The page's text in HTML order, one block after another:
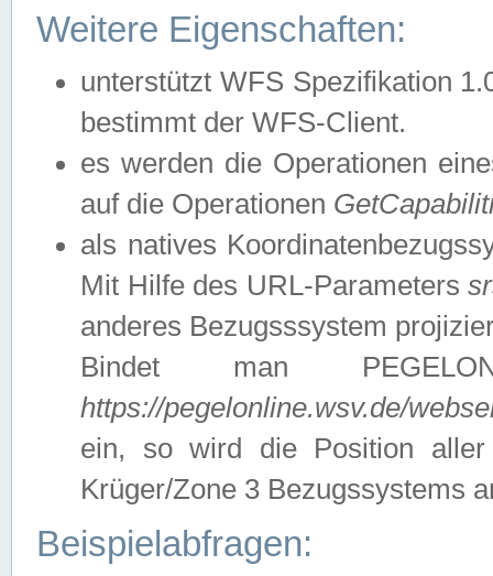
Weitere Eigenschaften:
unterstützt WFS Spezifikation
bestimmt der WFS-Client.
es werden die Operationen
auf die Operationen
als natives
Mit Hilfe des URL-Parameters
anderes Bezugsssystem
Bindet man
https://pegelonline.wsv.de/
ein, so wird die Position
Krüger/Zone 3 Bezugssystems
Beispielabfragen: